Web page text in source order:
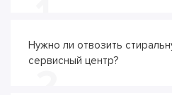
Нужно ли отвозить
сервисный центр?